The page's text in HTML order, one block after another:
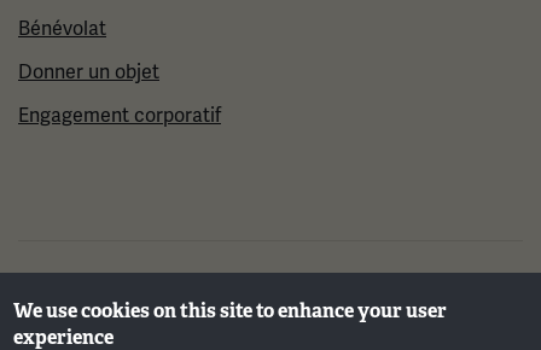
Bénévolat
Donner un objet
Engagement corporatif
©2026 Musée et mémorial national de la Première
Guerre mondiale
We use cookies on this site to enhance your user
experience